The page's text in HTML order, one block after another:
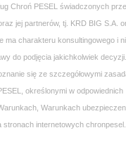
Chroń PESEL świadczonych
jej partnerów, tj. KRD BIG S.A.
ma charakteru konsultingowego i
do podjęcia jakichkolwiek decyzji.
się ze szczegółowymi
określonymi w odpowiednich
Warunkach
internetowych